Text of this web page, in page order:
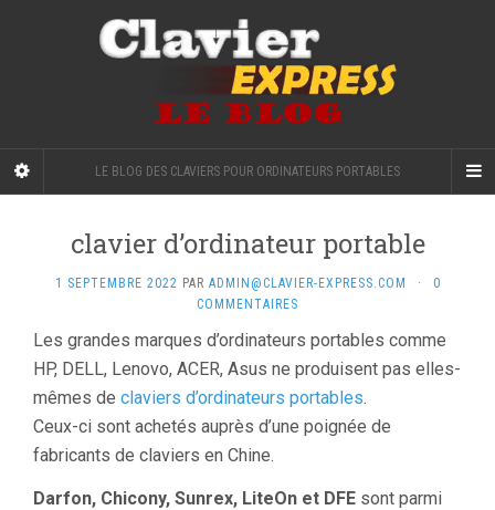
LE BLOG DES CLAVIERS POUR ORDINATEURS PORTABLES
clavier d’ordinateur portable
1 SEPTEMBRE 2022 PAR ADMIN@CLAVIER-EXPRESS.COM ·
0
COMMENTAIRES
Les grandes marques d’ordinateurs portables comme
HP, DELL, Lenovo, ACER, Asus ne produisent pas elles-
mêmes de claviers d’ordinateurs portables.
Ceux-ci sont achetés auprès d’une poignée de
fabricants de claviers en Chine.
Darfon, Chicony, Sunrex, LiteOn et DFE sont parmi